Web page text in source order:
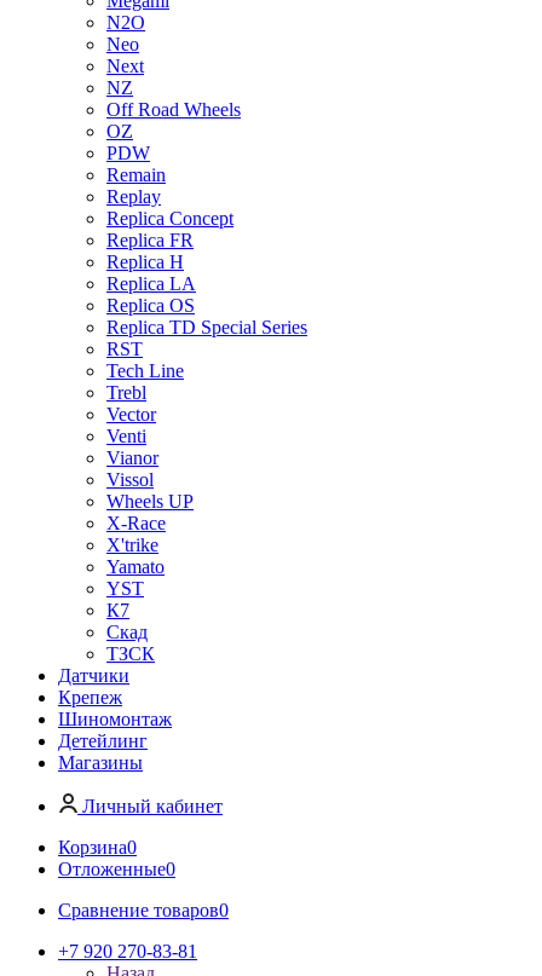
N2O
Neo
Next
NZ
Off Road Wheels
OZ
PDW
Remain
Replay
Replica Concept
Replica FR
Replica H
Replica LA
Replica OS
Replica TD Special Series
RST
Tech Line
Trebl
Vector
Venti
Vianor
Vissol
Wheels UP
X-Race
X'trike
Yamato
YST
К7
Скад
ТЗСК
Датчики
Крепеж
Шиномонтаж
Детейлинг
Магазины
Личный кабинет
Корзина0
Отложенные0
Сравнение товаров0
+7 920 270-83-81